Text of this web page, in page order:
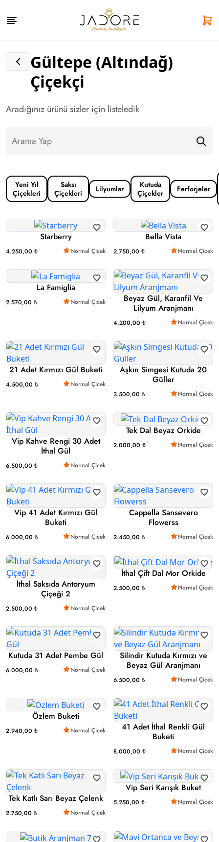
Gültepe (Altındağ)
Çiçekçi
Aradığınız ürünü sizler için listeledik
Yeni Yıl
Çiçekleri
Saksı
Çiçekleri
Lilyumlar
Kutuda
Çiçekler
Ferforjeler
Starberry
4.250,00 ₺ Normal Çicek
Bella Vista
2.750,00 ₺ Normal Çicek
La Famiglia
2.570,00 ₺ Normal Çicek
Beyaz Gül, Karanfil Ve
Lilyum Aranjmanı
4.200,00 ₺ Normal Çicek
21 Adet Kırmızı Gül Buketi
4.500,00 ₺ Normal Çicek
Aşkın Simgesi Kutuda 20
Güller
3.500,00 ₺ Normal Çicek
Vip Kahve Rengi 30 Adet
İthal Gül
6.500,00 ₺ Normal Çicek
Tek Dal Beyaz Orkide
2.000,00 ₺ Normal Çicek
Vip 41 Adet Kırmızı Gül
Buketi
6.000,00 ₺ Normal Çicek
Cappella Sansevero
Flowerss
2.450,00 ₺ Normal Çicek
İthal Saksıda Antoryum
Çiçeği 2
2.500,00 ₺ Normal Çicek
İthal Çift Dal Mor Orkide
2.500,00 ₺ Normal Çicek
Kutuda 31 Adet Pembe Gül
6.000,00 ₺ Normal Çicek
Silindir Kutuda Kırmızı ve
Beyaz Gül Aranjmanı
6.500,00 ₺ Normal Çicek
Özlem Buketi
2.940,00 ₺ Normal Çicek
41 Adet İthal Renkli Gül
Buketi
8.000,00 ₺ Normal Çicek
Tek Katlı Sarı Beyaz Çelenk
2.750,00 ₺ Normal Çicek
Vip Seri Karışık Buket
5.250,00 ₺ Normal Çicek